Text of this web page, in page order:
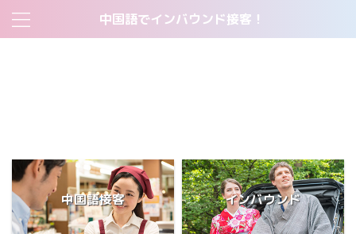
中国語でインバウンド接客！
中国語接客 インバウンド